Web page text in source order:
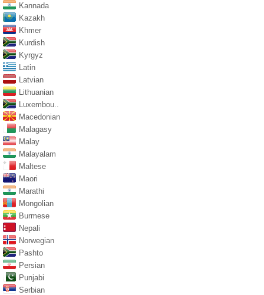
Kannada
Kazakh
Khmer
Kurdish
Kyrgyz
Latin
Latvian
Lithuanian
Luxembou..
Macedonian
Malagasy
Malay
Malayalam
Maltese
Maori
Marathi
Mongolian
Burmese
Nepali
Norwegian
Pashto
Persian
Punjabi
Serbian